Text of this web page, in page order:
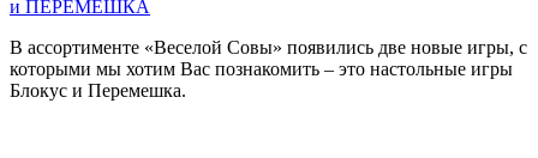
В ассортименте «Веселой Совы» появились две новые игры, с
которыми мы хотим Вас познакомить – это настольные игры
Блокус и Перемешка.